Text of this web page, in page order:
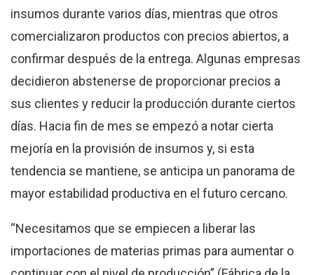
insumos durante varios días, mientras que otros
comercializaron productos con precios abiertos, a
confirmar después de la entrega. Algunas empresas
decidieron abstenerse de proporcionar precios a
sus clientes y reducir la producción durante ciertos
días. Hacia fin de mes se empezó a notar cierta
mejoría en la provisión de insumos y, si esta
tendencia se mantiene, se anticipa un panorama de
mayor estabilidad productiva en el futuro cercano.
“Necesitamos que se empiecen a liberar las
importaciones de materias primas para aumentar o